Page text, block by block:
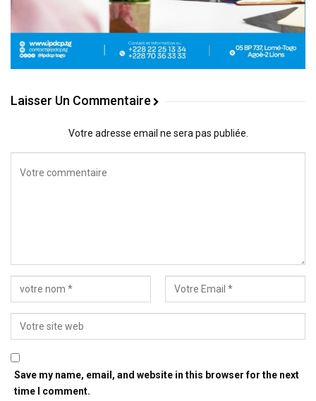
Laisser Un Commentaire
Votre adresse email ne sera pas publiée.
Save my name, email, and website in this browser for the next
time I comment.